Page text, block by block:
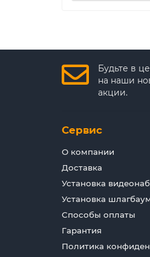
Будьте в
на наши
акции.
Сервис
О компании
Доставка
Установка
Установка
Способы оплаты
Гарантия
Политика